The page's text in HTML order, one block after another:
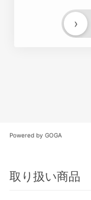
›
Powered by GOGA
取り扱い商品